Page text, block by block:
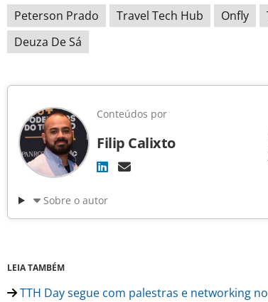
Peterson Prado Travel Tech Hub Onfly
Deuza De Sá
Conteúdos por
Filip Calixto
Sobre o autor
LEIA TAMBÉM
TTH Day segue com palestras e networking